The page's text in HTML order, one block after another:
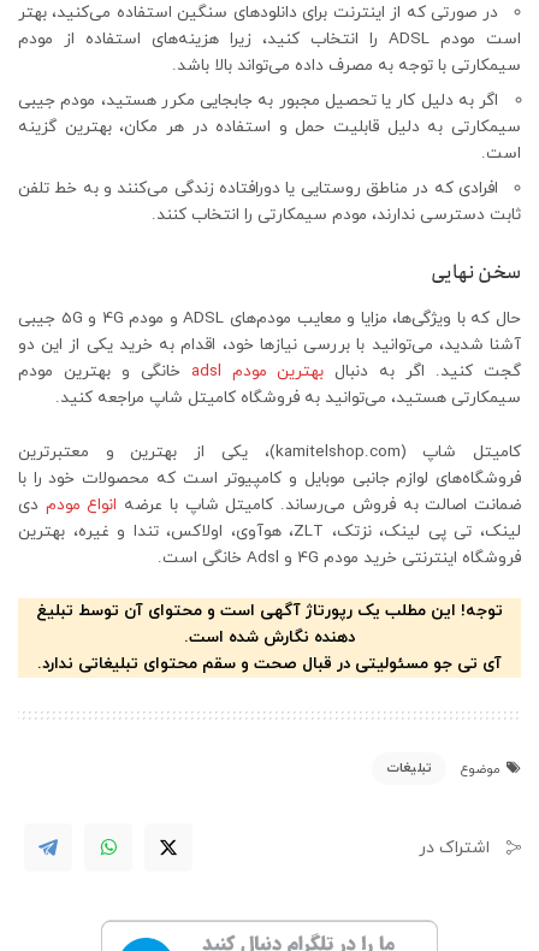
در صورتی که از اینترنت برای دانلودهای سنگین استفاده می‌کنید، بهتر
است مودم ADSL را انتخاب کنید، زیرا هزینه‌های استفاده از مودم
سیمکارتی با توجه به مصرف داده می‌تواند بالا باشد.
اگر به دلیل کار یا تحصیل مجبور به جابجایی مکرر هستید، مودم جیبی
سیمکارتی به دلیل قابلیت حمل و استفاده در هر مکان، بهترین گزینه
است.
افرادی که در مناطق روستایی یا دورافتاده زندگی می‌کنند و به خط تلفن
ثابت دسترسی ندارند، مودم سیمکارتی را انتخاب کنند.
سخن نهایی
حال که با ویژگی‌ها، مزایا و معایب مودم‌های ADSL و مودم 4G و 5G جیبی
آشنا شدید، می‌توانید با بررسی نیازها خود، اقدام به خرید یکی از این دو
گجت کنید. اگر به دنبال بهترین مودم adsl
خانگی و بهترین مودم
سیمکارتی هستید، می‌توانید به فروشگاه کامیتل شاپ مراجعه کنید.
کامیتل شاپ (kamitelshop.com)، یکی از بهترین و معتبرترین
فروشگاه‌‌های لوازم جانبی موبایل و کامپیوتر است که محصولات خود را با
ضمانت اصالت به فروش می‌رساند. کامیتل شاپ با عرضه انواع مودم‌ دی
لینک، تی پی لینک، نزتک، ZLT، هوآوی، اولاکس، تندا و غیره، بهترین
فروشگاه اینترنتی خرید مودم 4G و Adsl خانگی است.
توجه! این مطلب یک رپورتاژ آگهی است و محتوای آن توسط تبلیغ
دهنده نگارش شده است.
آی تی جو مسئولیتی در قبال صحت و سقم محتوای تبلیغاتی ندارد.
موضوع تبلیغات
اشتراک در